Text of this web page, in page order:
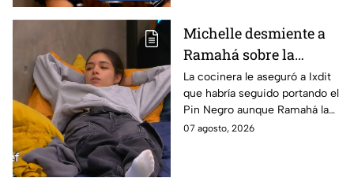
Michelle desmiente a
Ramahá sobre la
designación del Pin
Negro a un integrante
de las "Divas" en
MasterChef 24/7
La cocinera le aseguró a Ixdit
que habría seguido portando el
Pin Negro aunque Ramahá la
hubiera subido al balcón
07 agosto, 2026